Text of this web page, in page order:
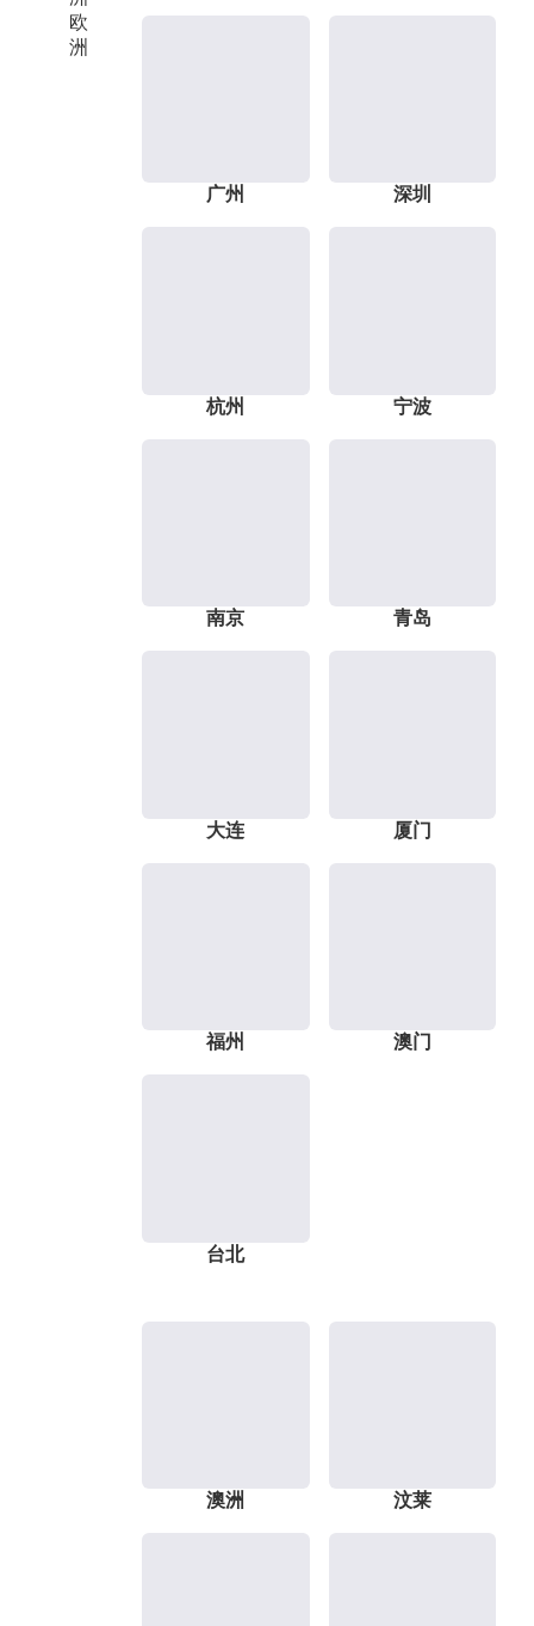
欧
洲
广州 深圳
杭州 宁波
南京 青岛
大连 厦门
福州 澳门
台北
澳洲 汶莱